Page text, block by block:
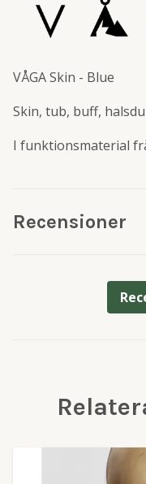
VÅGA Skin - Blue
Skin, tub, buff,
I funktionsmaterial
Recensioner